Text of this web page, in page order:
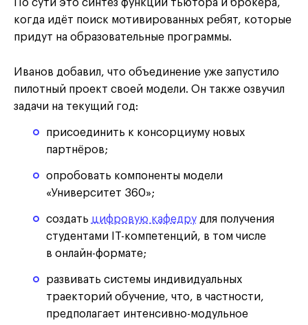
По сути это синтез функций тьютора и брокера,
когда идёт поиск мотивированных ребят, которые
придут на образовательные программы.
Иванов добавил, что объединение уже запустило
пилотный проект своей модели. Он также озвучил
задачи на текущий год:
присоединить к консорциуму новых
партнёров;
опробовать компоненты модели
«Университет 360»;
создать цифровую кафедрудля получения
студентами IT-компетенций, в том числе
в онлайн-формате;
развивать системы индивидуальных
траекторий обучение, что, в частности,
предполагает интенсивно-модульное